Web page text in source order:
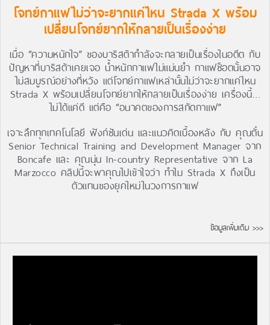
โจทย์กาแฟไม่ว่าจะยากแค่ไหน Strada X พร้อม
เปลี่ยนโจทย์ยากให้กลายเป็นเรื่องง่าย
เมื่อ “ความหนักใจ” ของบาริสต้ากำลังจะกลายเป็นเรื่องในอดีต กับ
ปัญหาที่บาริสต้าเคยเจอ น้ำหนักกาแฟไม่แม่นยำ กาแฟช็อตนั้นอาจ
ไม่สมบูรณ์อย่างที่หวัง แต่โจทย์กาแฟเหล่านั้นไม่ว่าจะยากแค่ไหน
Strada X พร้อมเปลี่ยนโจทย์ยากให้กลายเป็นเรื่องง่าย เครื่องนี้…
ไม่ได้แค่ดี แต่คือ “อนาคตของการสกัดกาแฟ”
เจาะลึกทุกเทคโนโลยี ฟังก์ชันเด่น และแนวคิดเบื้องหลัง กับ คุณตั๋น
Senior Technical Training and Development Manager จาก
Boncafe และ คุณนุ่น In-country Representative จาก La
Marzocco คลิปนี้จะพาคุณไปเข้าใจว่า ทำไม Strada X ถึงเป็น
ตัวแทนของยุคใหม่ในวงการกาแฟ
ข้อมูลเพิ่มเติม >>>